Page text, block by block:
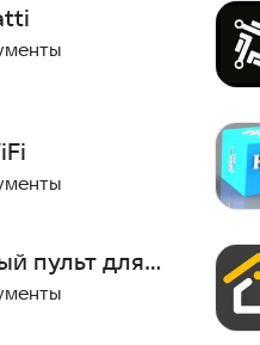
и начните
пульт для